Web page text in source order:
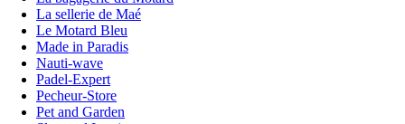
La sellerie de Maé
Le Motard Bleu
Made in Paradis
Nauti-wave
Padel-Expert
Pecheur-Store
Pet and Garden